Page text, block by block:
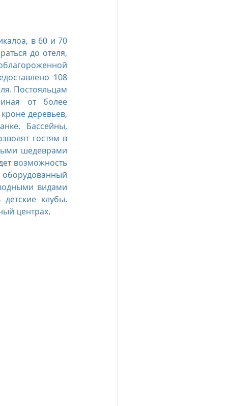
в 60 и 70
до отеля,
108
Постояльцам
от более
деревьев,
Бассейны,
гостям в
шедеврами
возможность
оборудованный
видами
клубы.
центрах.